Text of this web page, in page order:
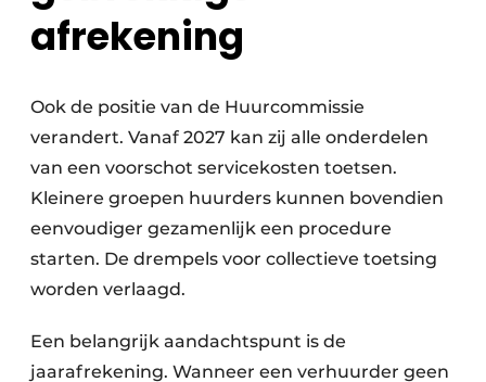
afrekening
Ook de positie van de Huurcommissie
verandert. Vanaf 2027 kan zij alle onderdelen
van een voorschot servicekosten toetsen.
Kleinere groepen huurders kunnen bovendien
eenvoudiger gezamenlijk een procedure
starten. De drempels voor collectieve toetsing
worden verlaagd.
Een belangrijk aandachtspunt is de
jaarafrekening. Wanneer een verhuurder geen